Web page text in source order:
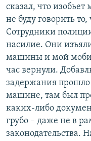
сказал, что
не буду говорить
Сотрудники
насилие. Они
машины и мой
час вернули.
задержания прошло
машине, там был
каких-либо
грубо – даже не в
законодательства.